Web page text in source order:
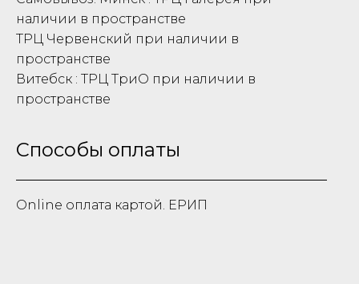
наличии в пространстве
ТРЦ Червенский при наличии в
пространстве
Витебск : ТРЦ ТриО при наличии в
пространстве
Способы оплаты
Online оплата картой. ЕРИП